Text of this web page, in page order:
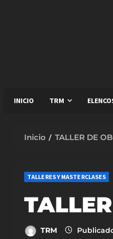
INICIO TRM
Inicio TALLER DE
TALLERES Y MASTERCLASES
TRM